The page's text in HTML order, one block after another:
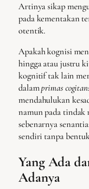
Artinya sikap
pada kementakan
otentik.
Apakah kognisi
hingga atau justru
kognitif tak lain
dalamprimas
mendahulukan
namun pada tindak
sebenarnya
sendiri tanpa
Yang Ada
Adanya